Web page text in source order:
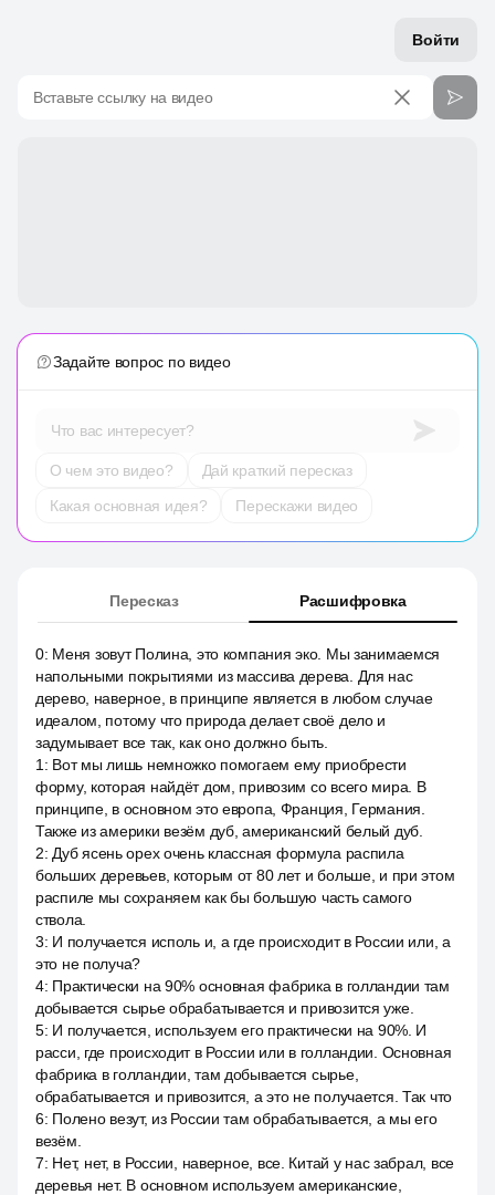
Войти
Вставьте ссылку на видео
Задайте вопрос по видео
Что вас интересует?
О чем это видео?
Дай краткий пересказ
Какая основная идея?
Перескажи видео
Пересказ Расшифровка
0: Меня зовут Полина, это компания эко. Мы занимаемся
напольными покрытиями из массива дерева. Для нас
дерево, наверное, в принципе является в любом случае
идеалом, потому что природа делает своё дело и
задумывает все так, как оно должно быть.
1 : Вот мы лишь немножко помогаем ему приобрести
форму, которая найдёт дом, привозим со всего мира. В
принципе, в основном это европа, Франция, Германия.
Также из америки везём дуб, американский белый дуб.
2: Дуб ясень орех очень классная формула распила
больших деревьев, которым от 80 лет и больше, и при этом
распиле мы сохраняем как бы большую часть самого
ствола.
3: И получается исполь и, а где происходит в России или, а
это не получа?
4: Практически на 90% основная фабрика в голландии там
добывается сырье обрабатывается и привозится уже.
5: И получается, используем его практически на 90%. И
расси, где происходит в России или в голландии. Основная
фабрика в голландии, там добывается сырье,
обрабатывается и привозится, а это не получается. Так что
6: Полено везут, из России там обрабатывается, а мы его
везём.
7: Нет, нет, в России, наверное, все. Китай у нас забрал, все
деревья нет. В основном используем американские,